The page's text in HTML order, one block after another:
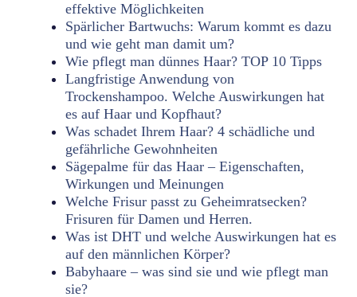
effektive Möglichkeiten
Spärlicher Bartwuchs: Warum kommt es dazu
und wie geht man damit um?
Wie pflegt man dünnes Haar? TOP 10 Tipps
Langfristige Anwendung von
Trockenshampoo. Welche Auswirkungen hat
es auf Haar und Kopfhaut?
Was schadet Ihrem Haar? 4 schädliche und
gefährliche Gewohnheiten
Sägepalme für das Haar – Eigenschaften,
Wirkungen und Meinungen
Welche Frisur passt zu Geheimratsecken?
Frisuren für Damen und Herren.
Was ist DHT und welche Auswirkungen hat es
auf den männlichen Körper?
Babyhaare – was sind sie und wie pflegt man
sie?